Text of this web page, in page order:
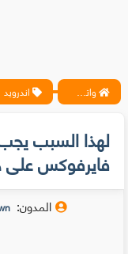
واتس آب ، فيسبوك ، أنترنت ، شروحات تقنية حصرية - المحترف اندرويد
لهذا السبب
فايرفوكس
المدون: